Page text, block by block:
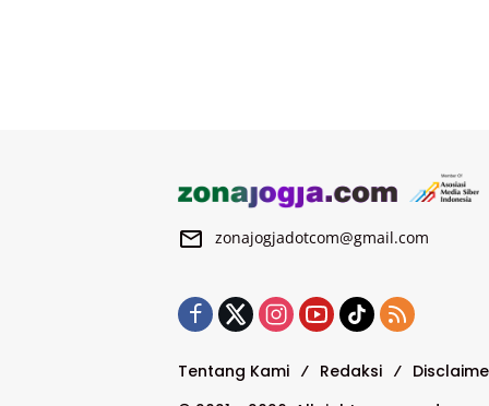
zonajogjadotcom@gmail.com
Tentang Kami Redaksi